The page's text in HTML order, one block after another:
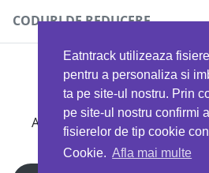
Eatntrack utilizeaza
pentru a personaliza si
ta pe site-ul nostru. Prin
pe site-ul nostru confirmi
fisierelor de tip cookie
Cookie. Afla mai multe
Politica de confidențialitate
CODURI DE REDUCERE
Ai 40%reducere la orice
EATTRACK